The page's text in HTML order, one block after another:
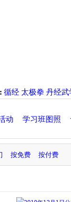
循经 太极拳 丹经武
动 学习班图照
按免费 按付费